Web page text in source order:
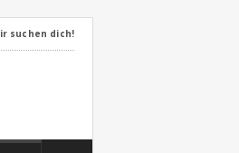
suchen dich!